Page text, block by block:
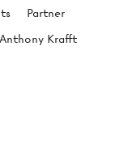
Partner
Krafft